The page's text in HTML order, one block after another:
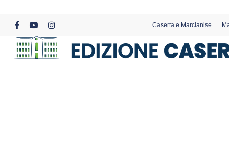
content
facebookyoutubeinstagram
Caserta e Marcianise